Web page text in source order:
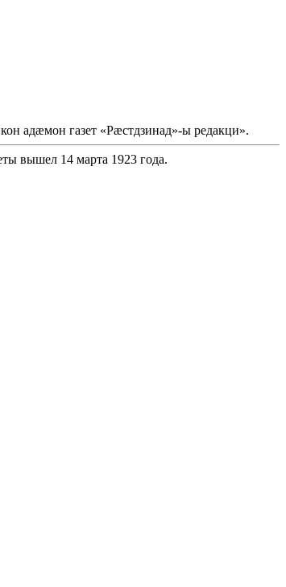
адæмон газет «Рæстдзинад»-ы редакци».
вышел 14 марта 1923 года.